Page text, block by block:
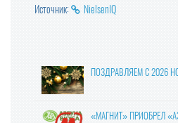
Источник: NielsenIQ
ПОЗДРАВЛЯЕМ С 2026
«МАГНИТ» ПРИОБРЕЛ